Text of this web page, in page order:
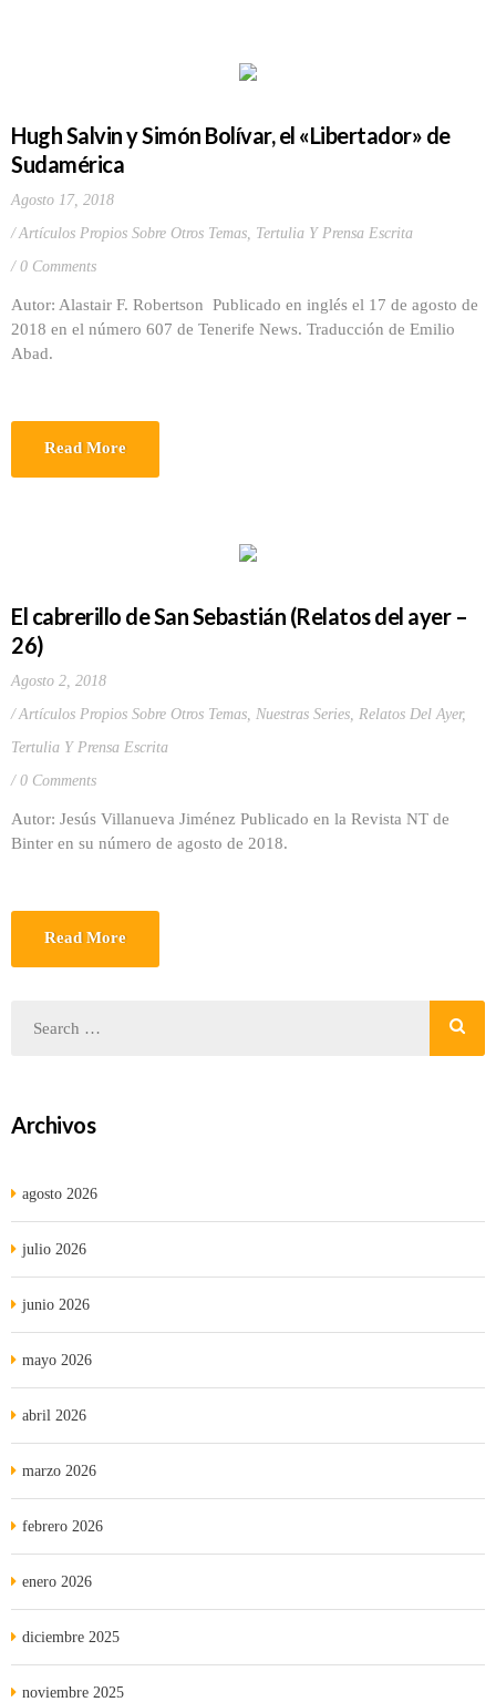
Hugh Salvin y Simón Bolívar, el «Libertador» de
Sudamérica
Agosto 17, 2018
Artículos Propios Sobre Otros Temas, Tertulia Y Prensa Escrita
0 Comments
Autor: Alastair F. Robertson Publicado en inglés el 17 de agosto de
2018 en el número 607 de Tenerife News. Traducción de Emilio
Abad.
Read More
El cabrerillo de San Sebastián (Relatos del ayer –
26)
Agosto 2, 2018
Artículos Propios Sobre Otros Temas, Nuestras Series, Relatos Del Ayer,
Tertulia Y Prensa Escrita
0 Comments
Autor: Jesús Villanueva Jiménez Publicado en la Revista NT de
Binter en su número de agosto de 2018.
Read More
Archivos
agosto 2026
julio 2026
junio 2026
mayo 2026
abril 2026
marzo 2026
febrero 2026
enero 2026
diciembre 2025
noviembre 2025